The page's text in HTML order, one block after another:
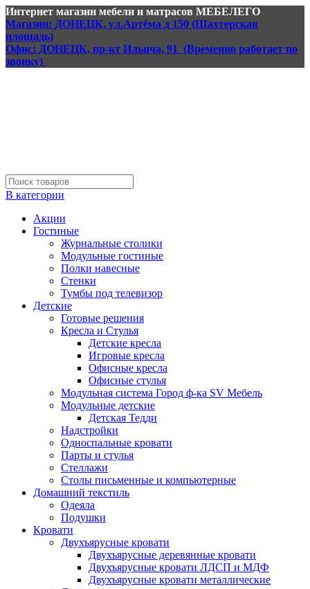
Интернет магазин мебели и матрасов МЕБЕЛЕГО
Магазин: ДОНЕЦК, ул.Артёма д 150 (Шахтерская
площадь)
Офис: ДОНЕЦК, пр-кт Ильича, 91 (Временно работает по
звонку)
В категории
Акции
Гостиные
Журнальные столики
Модульные гостиные
Полки навесные
Стенки
Тумбы под телевизор
Детские
Готовые решения
Кресла и Стулья
Детские кресла
Игровые кресла
Офисные кресла
Офисные стулья
Модульная система Город ф-ка SV Мебель
Модульные детские
Детская Тедди
Надстройки
Односпальные кровати
Парты и стулья
Стеллажи
Столы письменные и компьютерные
Домашний текстиль
Одеяла
Подушки
Кровати
Двухъярусные кровати
Двухъярусные деревянные кровати
Двухъярусные кровати ЛДСП и МДФ
Двухъярусные кровати металлические